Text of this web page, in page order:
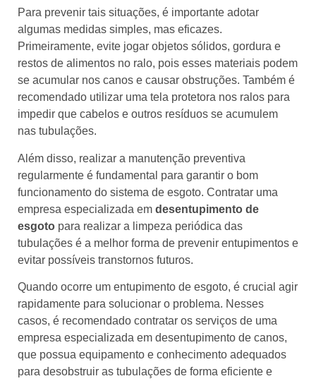
Para prevenir tais situações, é importante adotar
algumas medidas simples, mas eficazes.
Primeiramente, evite jogar objetos sólidos, gordura e
restos de alimentos no ralo, pois esses materiais podem
se acumular nos canos e causar obstruções. Também é
recomendado utilizar uma tela protetora nos ralos para
impedir que cabelos e outros resíduos se acumulem
nas tubulações.
Além disso, realizar a manutenção preventiva
regularmente é fundamental para garantir o bom
funcionamento do sistema de esgoto. Contratar uma
empresa especializada em desentupimento de
esgoto para realizar a limpeza periódica das
tubulações é a melhor forma de prevenir entupimentos e
evitar possíveis transtornos futuros.
Quando ocorre um entupimento de esgoto, é crucial agir
rapidamente para solucionar o problema. Nesses
casos, é recomendado contratar os serviços de uma
empresa especializada em desentupimento de canos,
que possua equipamento e conhecimento adequados
para desobstruir as tubulações de forma eficiente e